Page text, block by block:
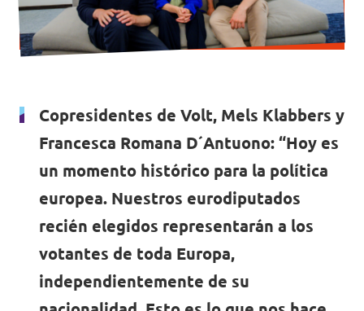
Volt Hungría
Volt Irlanda
Volt Kosovo
Volt Letonia [facebook]
Volt Lituania [facebook]
Volt Luxemburgo
Volt Malta
Trabaja con Volt
Copresidentes de Volt, Mels Klabbers y
Francesca Romana D´Antuono: “Hoy es
un momento histórico para la política
europea. Nuestros eurodiputados
recién elegidos representarán a los
votantes de toda Europa,
independientemente de su